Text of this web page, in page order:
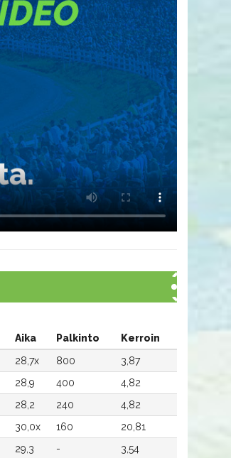
Aika Palkinto
Kerroin
28,7x 800
3,87
28,9 400
4,82
28,2 240
4,82
30,0x 160
20,81
29,3 - 3,54